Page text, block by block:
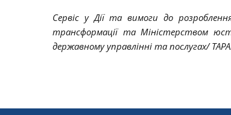
Сервіс у Дії та вимоги до
трансформації та Міністерством
державному управлінні та послугах/